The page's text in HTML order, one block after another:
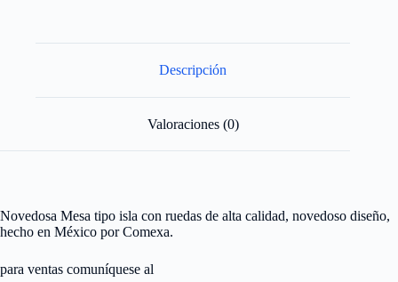
Descripción
Valoraciones (0)
Novedosa Mesa tipo isla con ruedas de alta calidad, novedoso diseño,
hecho en México por Comexa.
para ventas comuníquese al